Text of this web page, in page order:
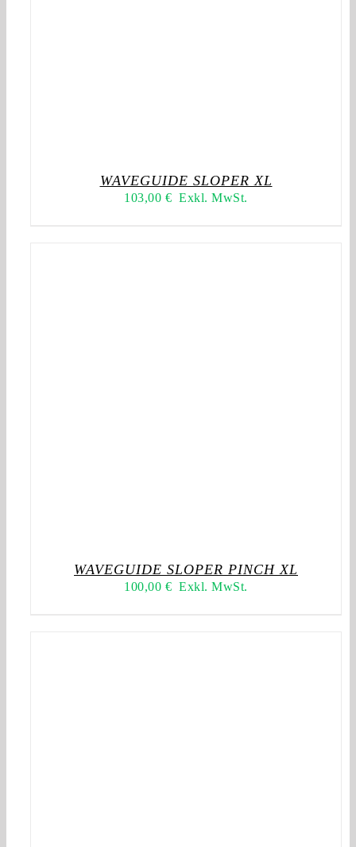
WAVEGUIDE SLOPER XL
103,00 € Exkl. MwSt.
WAVEGUIDE SLOPER PINCH XL
100,00 € Exkl. MwSt.